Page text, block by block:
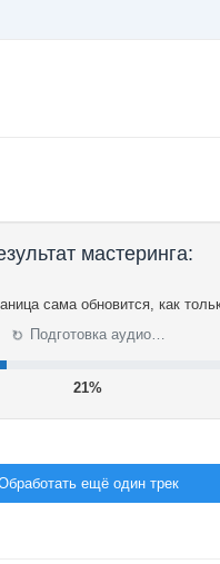
мастеринга:
сама обновится, как
⟳ Подготовка аудио…
21%
ещё один трек